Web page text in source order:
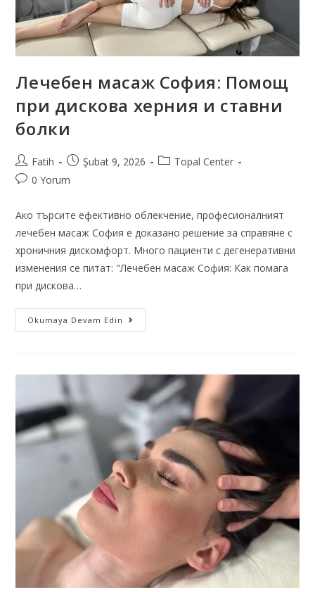
Лечебен масаж София: Помощ
при дискова херния и ставни
болки
Fatih Şubat 9, 2026
Topal Center
0 Yorum
Ако търсите ефективно облекчение, професионалният
лечебен масаж София е доказано решение за справяне с
хроничния дискомфорт. Много пациенти с дегенеративни
изменения се питат: "Лечебен масаж София: Как помага
при дискова…
Okumaya Devam Edin